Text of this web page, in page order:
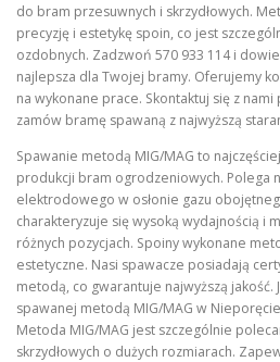
do bram przesuwnych i skrzydłowych.
precyzję i estetykę spoin, co jest
ozdobnych. Zadzwoń 570 933 114 i
najlepsza dla Twojej bramy. Oferujemy
na wykonane prace. Skontaktuj się z
zamów bramę spawaną z najwyższą
Spawanie metodą MIG/MAG to
produkcji bram ogrodzeniowych. Polega
elektrodowego w osłonie gazu
charakteryzuje się wysoką wydajnością i
różnych pozycjach. Spoiny wykonane
estetyczne. Nasi spawacze posiadają
metodą, co gwarantuje najwyższą
spawanej metodą MIG/MAG w
Metoda MIG/MAG jest szczególnie
skrzydłowych o dużych rozmiarach.